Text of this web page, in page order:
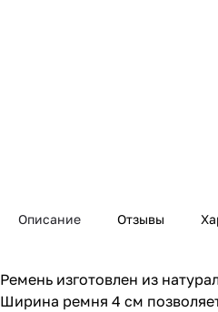
Описание Отзывы
Ремень изготовлен из
Ширина ремня 4 см